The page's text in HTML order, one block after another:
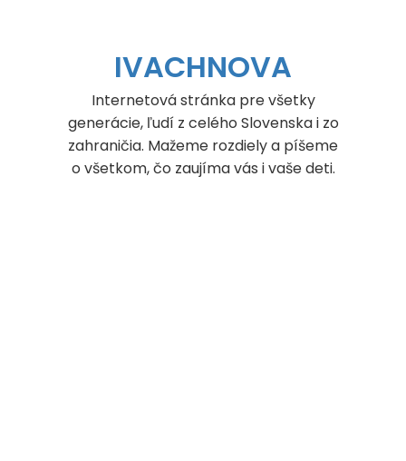
IVACHNOVA
Internetová stránka pre všetky
generácie, ľudí z celého Slovenska i zo
zahraničia. Mažeme rozdiely a píšeme
o všetkom, čo zaujíma vás i vaše deti.